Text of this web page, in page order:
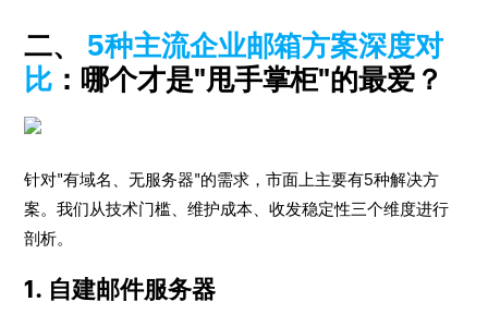
二、
5种主流企业邮箱方案深度对
比 ：哪个才是"甩手掌柜"的最爱？
针对"有域名、无服务器"的需求，市面上主要有5种解决方
案。我们从技术门槛、维护成本、收发稳定性三个维度进行
剖析。
1. 自建邮件服务器